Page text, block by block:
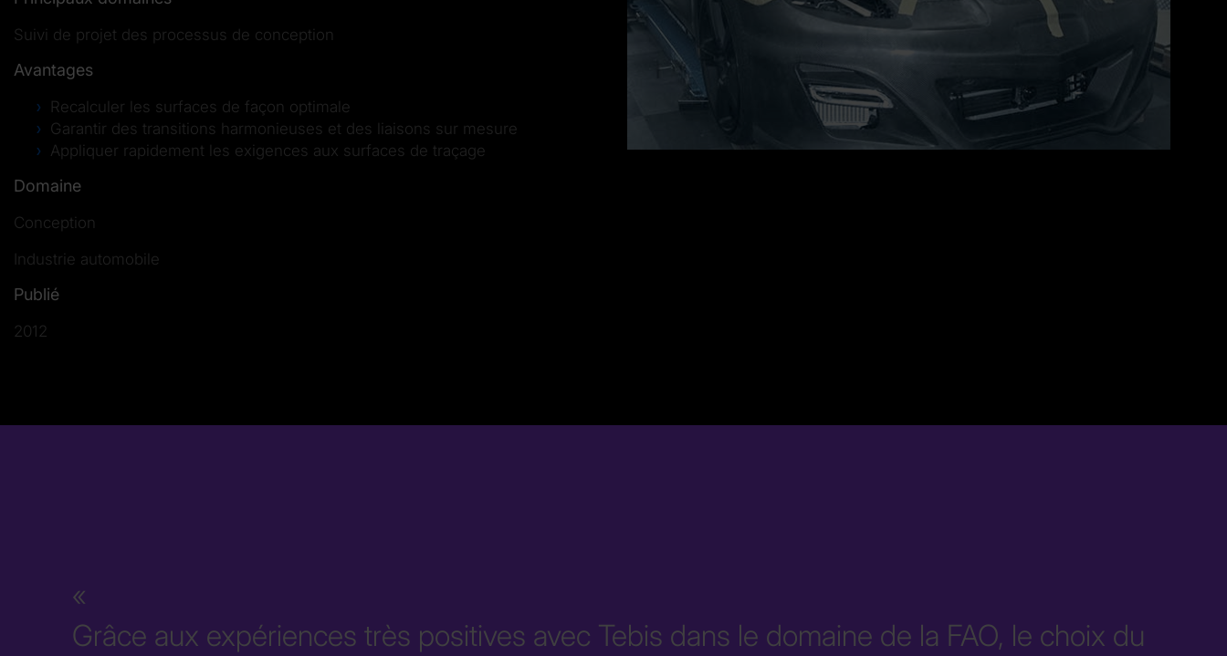
Suivi de projet des processus de conception
Avantages
Recalculer les surfaces de façon optimale
Garantir des transitions harmonieuses et des liaisons sur mesure
Appliquer rapidement les exigences aux surfaces de traçage
Domaine
Conception
Industrie automobile
Publié
2012
Grâce aux expériences très positives avec Tebis dans le domaine de la FAO, le choix du